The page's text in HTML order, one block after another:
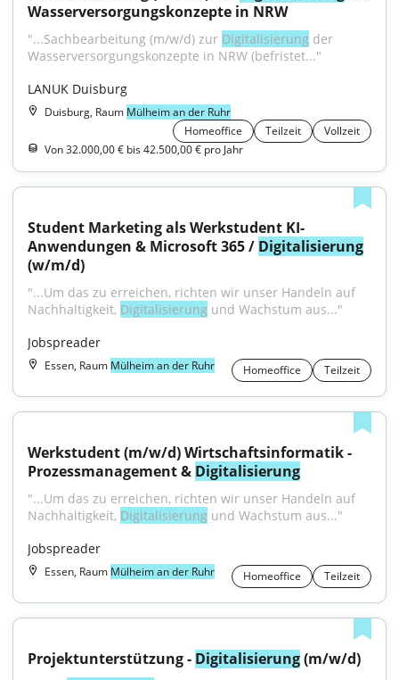
Wasserversorgungskonzepte in NRW
"...Sachbearbeitung (m/w/d) zur Digitalisierung der
Wasserversorgungskonzepte in NRW (befristet..."
LANUK Duisburg
Duisburg, Raum Mülheim an der Ruhr
Homeoffice
Teilzeit
Vollzeit
Von 32.000,00 € bis 42.500,00 € pro Jahr
Student Marketing als Werkstudent KI-
Anwendungen & Microsoft 365 / Digitalisierung
(w/m/d)
"...Um das zu erreichen, richten wir unser Handeln auf
Nachhaltigkeit, Digitalisierung und Wachstum aus..."
Jobspreader
Essen, Raum Mülheim an der Ruhr Homeoffice Teilzeit
Werkstudent (m/w/d) Wirtschaftsinformatik -
Prozessmanagement & Digitalisierung
"...Um das zu erreichen, richten wir unser Handeln auf
Nachhaltigkeit, Digitalisierung und Wachstum aus..."
Jobspreader
Essen, Raum Mülheim an der Ruhr Homeoffice Teilzeit
Projektunterstützung - Digitalisierung (m/w/d)